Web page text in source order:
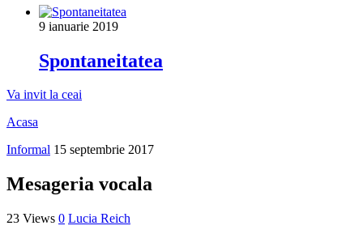
9 ianuarie 2019
Spontaneitatea
Va invit la ceai
Acasa
Informal 15 septembrie 2017
Mesageria vocala
23 Views 0 Lucia Reich